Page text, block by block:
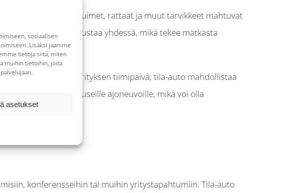
sosiaalisen
Lisäksi jaamme
tietoja siitä, miten
muihin tietoihin, joita
asetukset
Lastenistuimet, rattaat ja muut tarvikkeet mahtuvat
voivat matkustaa yhdessä, mikä tekee matkasta
matka tai yrityksen tiimipäivä, tila-auto mahdollistaa
vähentää tarvetta useille ajoneuvoille, mikä voi olla
konferensseihin tai muihin yritystapahtumiin. Tila-auto